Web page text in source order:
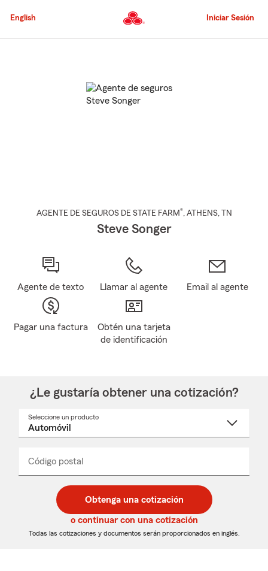
al
principal
English Iniciar Sesión
AGENTE DE SEGUROS DE STATE FARM®, ATHENS, TN
Steve Songer
Agente de texto Llamar al agente Email al agente
Pagar una factura
Obtén una tarjeta
de identificación
¿Le gustaría obtener una cotización?
Seleccione un producto
desplegable
Código postal
de
5
dígitos
de
5
dígitos
_____
Obtenga una cotización
o continuar con una cotización
Todas las cotizaciones y documentos serán proporcionados en inglés.